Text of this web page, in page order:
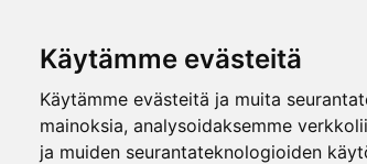
Käytämme evästeitä
Käytämme evästeitä ja muita
mainoksia, analysoidaksemme
ja muiden seurantateknologioiden